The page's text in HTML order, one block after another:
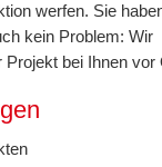
werfen. Sie
kein Problem: Wir
bei Ihnen vor